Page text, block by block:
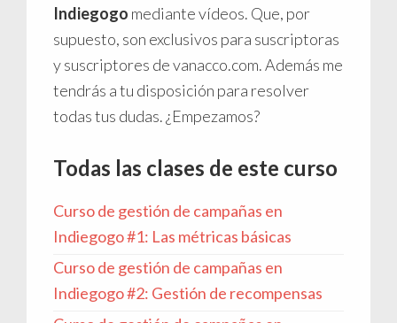
Indiegogo mediante vídeos. Que, por
supuesto, son exclusivos para suscriptoras
y suscriptores de vanacco.com. Además me
tendrás a tu disposición para resolver
todas tus dudas. ¿Empezamos?
Todas las clases de este curso
Curso de gestión de campañas en
Indiegogo #1: Las métricas básicas
Curso de gestión de campañas en
Indiegogo #2: Gestión de recompensas